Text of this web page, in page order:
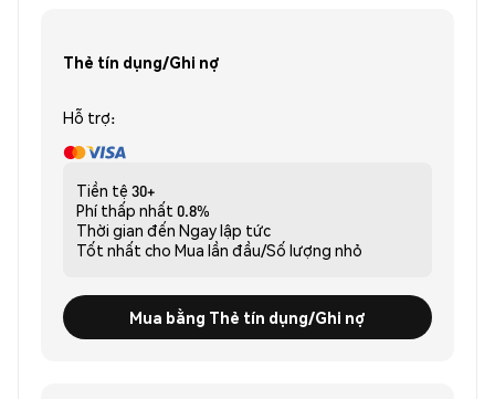
Thẻ tín dụng/Ghi nợ
Hỗ trợ:
Tiền tệ 30+
Phí thấp nhất 0.8%
Thời gian đến Ngay lập tức
Tốt nhất cho Mua lần đầu/Số lượng nhỏ
Mua bằng Thẻ tín dụng/Ghi nợ